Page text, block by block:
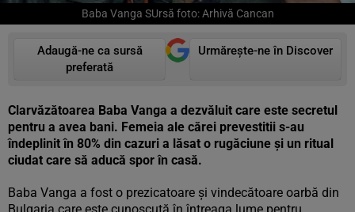
Baba Vanga SUrsă foto: Arhivă Cancan
Adaugă-ne ca sursă
preferată
Urmărește-ne în Discover
Clarvăzătoarea Baba Vanga a dezvăluit care este secretul
pentru a avea bani. Femeia ale cărei prevestitii s-au
îndeplinit în 80% din cazuri a lăsat o rugăciune și un ritual
ciudat care să aducă spor în casă.
Baba Vanga a fost o prezicatoare și vindecătoare oarbă din